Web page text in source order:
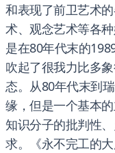
和表现了前卫艺术
术、观念艺术等各
是在80年代末的
吹起了很我力比多
态。从80年代末到
缘，但是一个基本
知识分子的批判性
求。《永不完工的